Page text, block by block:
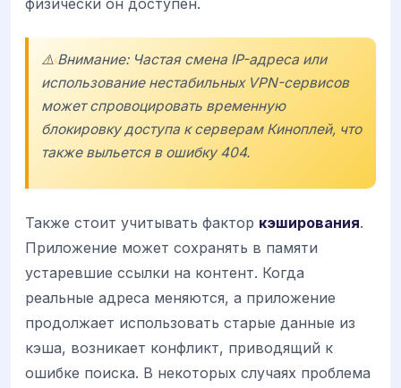
⚠️ Внимание: Частая смена IP-адреса или
использование нестабильных VPN-сервисов
может спровоцировать временную
блокировку доступа к серверам Киноплей, что
также выльется в ошибку 404.
Также стоит учитывать фактор кэширования.
Приложение может сохранять в памяти
устаревшие ссылки на контент. Когда
реальные адреса меняются, а приложение
продолжает использовать старые данные из
кэша, возникает конфликт, приводящий к
ошибке поиска. В некоторых случаях проблема